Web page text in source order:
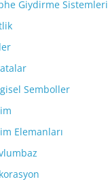
Giydirme Sistemleri
Semboller
Elemanları